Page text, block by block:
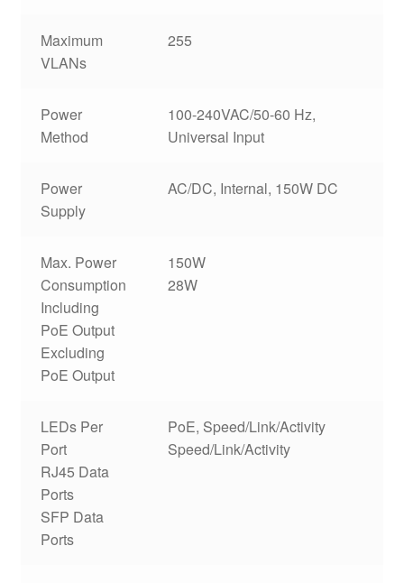
Maximum
VLANs
255
Power
Method
100-240VAC/50-60 Hz,
Universal Input
Power
Supply
AC/DC, Internal, 150W DC
Max. Power
Consumption
Including
PoE Output
Excluding
PoE Output
150W
28W
LEDs Per
Port
RJ45 Data
Ports
SFP Data
Ports
PoE, Speed/Link/Activity
Speed/Link/Activity